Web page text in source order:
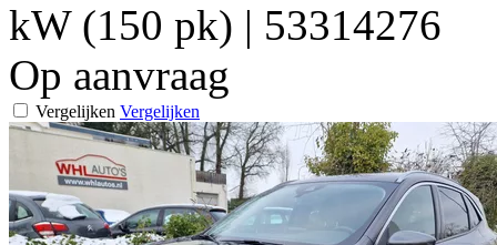
kW (150 pk) | 53314276
Op aanvraag
Vergelijken Vergelijken